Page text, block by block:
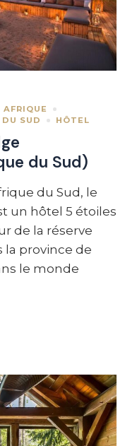
AFRIQUE
SUD HÔTEL
du Sud)
du Sud, le
un hôtel 5 étoiles
de la réserve
la province de
le monde